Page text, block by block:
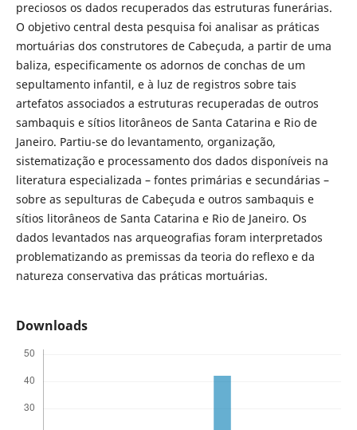
preciosos os dados recuperados das estruturas funerárias.
O objetivo central desta pesquisa foi analisar as práticas
mortuárias dos construtores de Cabeçuda, a partir de uma
baliza, especificamente os adornos de conchas de um
sepultamento infantil, e à luz de registros sobre tais
artefatos associados a estruturas recuperadas de outros
sambaquis e sítios litorâneos de Santa Catarina e Rio de
Janeiro. Partiu-se do levantamento, organização,
sistematização e processamento dos dados disponíveis na
literatura especializada – fontes primárias e secundárias –
sobre as sepulturas de Cabeçuda e outros sambaquis e
sítios litorâneos de Santa Catarina e Rio de Janeiro. Os
dados levantados nas arqueografias foram interpretados
problematizando as premissas da teoria do reflexo e da
natureza conservativa das práticas mortuárias.
Downloads